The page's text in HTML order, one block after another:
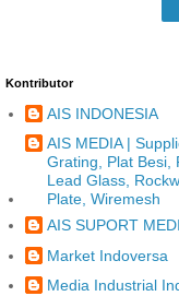
Kontributor
AIS INDONESIA
AIS MEDIA |
Grating, Plat Besi,
Lead Glass,
Plate, Wiremesh
AIS SUPORT
Market Indoversa
Media Industrial